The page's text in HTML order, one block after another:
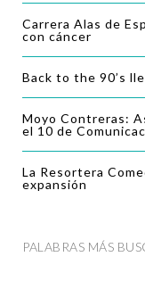
Carrera Alas de
con cáncer
Back to the 90’s
Moyo Contreras:
el 10 de
La Resortera
expansión
PALABRAS MÁS